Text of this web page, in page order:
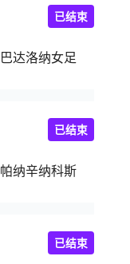
巴达洛纳女足
已结束
帕纳辛纳科斯
已结束
已结束